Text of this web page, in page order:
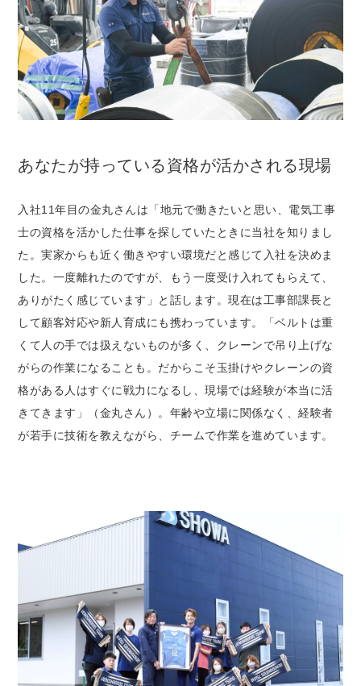
あなたが持っている資格が活かされる現場
入社11年目の金丸さんは「地元で働きたいと思い、電気工事
士の資格を活かした仕事を探していたときに当社を知りまし
た。実家からも近く働きやすい環境だと感じて入社を決めま
した。一度離れたのですが、もう一度受け入れてもらえて、
ありがたく感じています」と話します。現在は工事部課長と
して顧客対応や新人育成にも携わっています。「ベルトは重
くて人の手では扱えないものが多く、クレーンで吊り上げな
がらの作業になることも。だからこそ玉掛けやクレーンの資
格がある人はすぐに戦力になるし、現場では経験が本当に活
きてきます」（金丸さん）。年齢や立場に関係なく、経験者
が若手に技術を教えながら、チームで作業を進めています。